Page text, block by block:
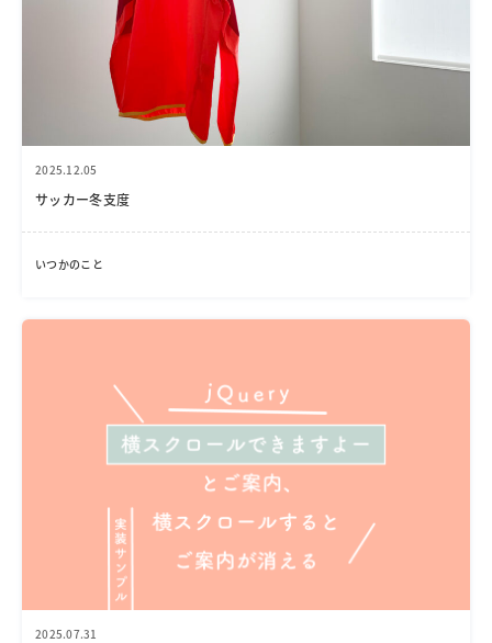
2025.12.05
サッカー冬支度
いつかのこと
2025.07.31